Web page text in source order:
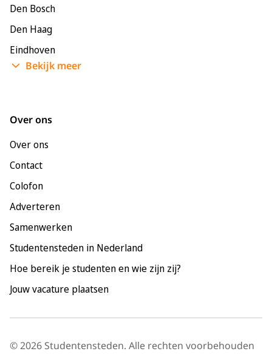
Den Bosch
Den Haag
Eindhoven
Enschede
Bekijk meer
Over ons
Over ons
Contact
Colofon
Adverteren
Samenwerken
Studentensteden in Nederland
Hoe bereik je studenten en wie zijn zij?
Jouw vacature plaatsen
© 2026 Studentensteden. Alle rechten voorbehouden